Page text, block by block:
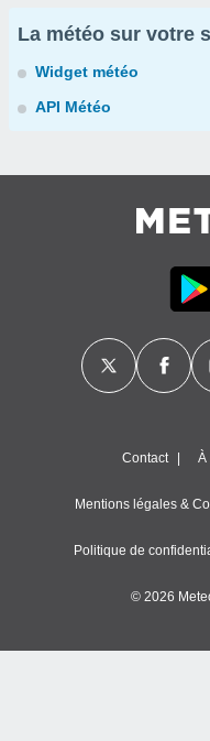
La météo sur votre
Widget météo
API Météo
Contact À
Mentions légales &
Politique de
© 2026